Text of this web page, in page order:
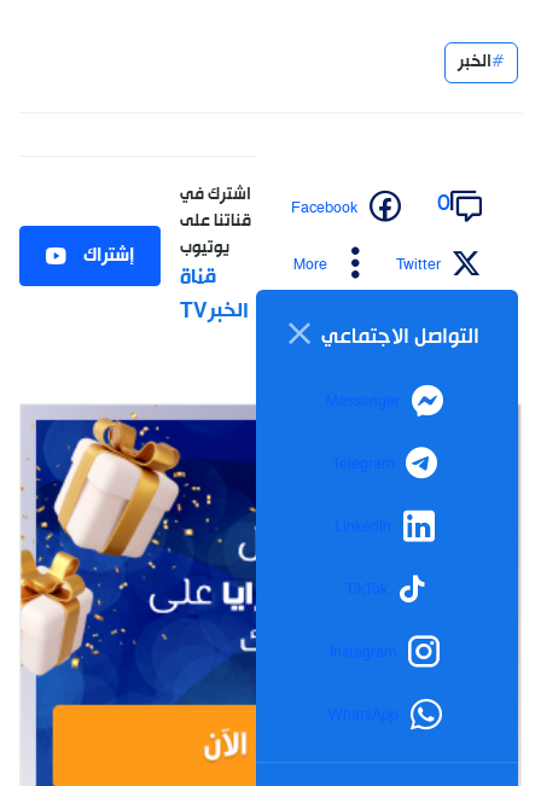
الخبر
0
Facebook
Twitter
More
التواصل الاجتماعي
Messenger
Telegram
LinkedIn
TikTok
Instagram
WhatsApp
اشترك في
قناتنا على
يوتيوب
قناة
الخبرTV
إشتراك